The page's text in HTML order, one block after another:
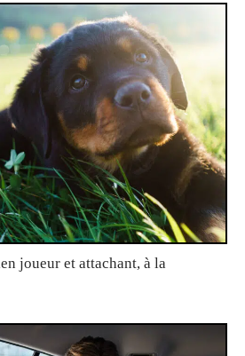
joueur et attachant, à la